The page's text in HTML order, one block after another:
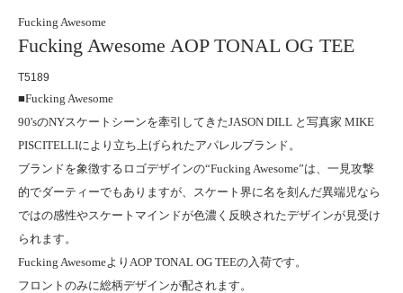
Fucking Awesome
Fucking Awesome AOP TONAL OG TEE
T5189
■Fucking Awesome
90'sのNYスケートシーンを牽引してきたJASON DILL と写真家 MIKE
PISCITELLIにより立ち上げられたアパレルブランド。
ブランドを象徴するロゴデザインの“Fucking Awesome”は、一見攻撃
的でダーティーでもありますが、スケート界に名を刻んだ異端児なら
ではの感性やスケートマインドが色濃く反映されたデザインが見受け
られます。
Fucking AwesomeよりAOP TONAL OG TEEの入荷です。
フロントのみに総柄デザインが配されます。